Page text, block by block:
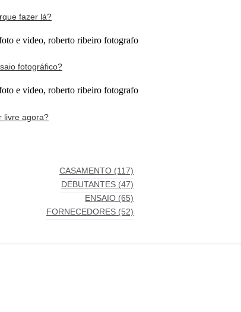
fazer lá?
fotográfico?
livre agora?
CASAMENTO (117)
DEBUTANTES (47)
ENSAIO (65)
FORNECEDORES (52)